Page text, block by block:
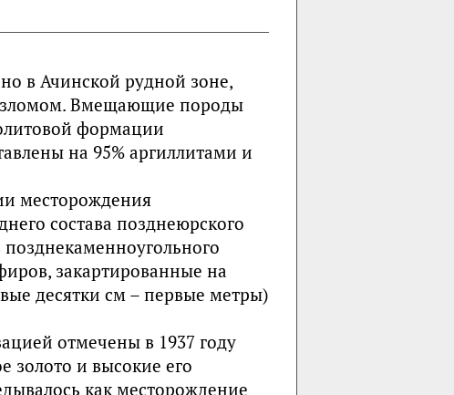
в Ачинской рудной зоне,
Вмещающие породы
формации
на 95% аргиллитами и
месторождения
состава позднеюрского
закартированные на
десятки см – первые метры)
отмечены в 1937 году
золото и высокие его
как месторождение